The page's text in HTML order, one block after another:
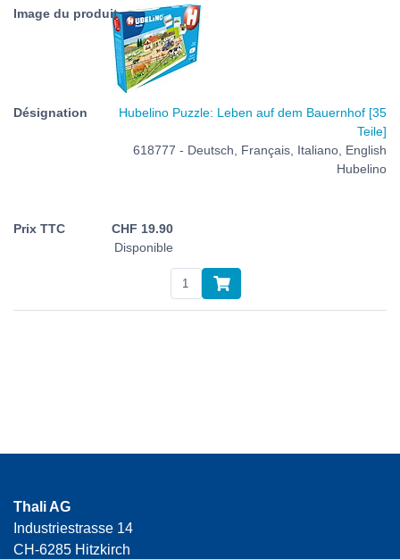
Hubelino Puzzle: Leben auf dem Bauernhof [35
Teile]
618777 - Deutsch, Français, Italiano, English
Hubelino
CHF 19.90
Disponible
Thali AG
Industriestrasse 14
CH-6285 Hitzkirch